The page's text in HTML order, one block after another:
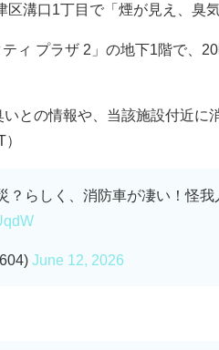
溝口1丁目で「煙が見え、臭
ィ プラザ 2」の地下1階で、
との情報や、当該施設付近に
？らしく、消防車が凄い！怪我
June 12, 2026